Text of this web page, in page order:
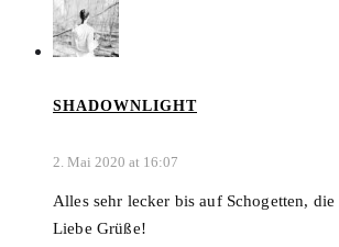
SHADOWNLIGHT
2. Mai 2020 at 16:07
Alles sehr lecker bis auf Schogetten,
Liebe Grüße!